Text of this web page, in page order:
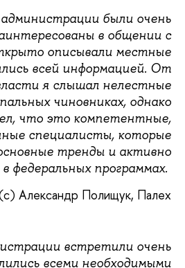
были очень
в общении с
описывали местные
всей информацией. От
я слышал нелестные
чиновниках, однако
что это компетентные,
специалисты, которые
тренды и активно
федеральных программах.
Александр Полищук, Палех
встретили очень
всеми необходимыми